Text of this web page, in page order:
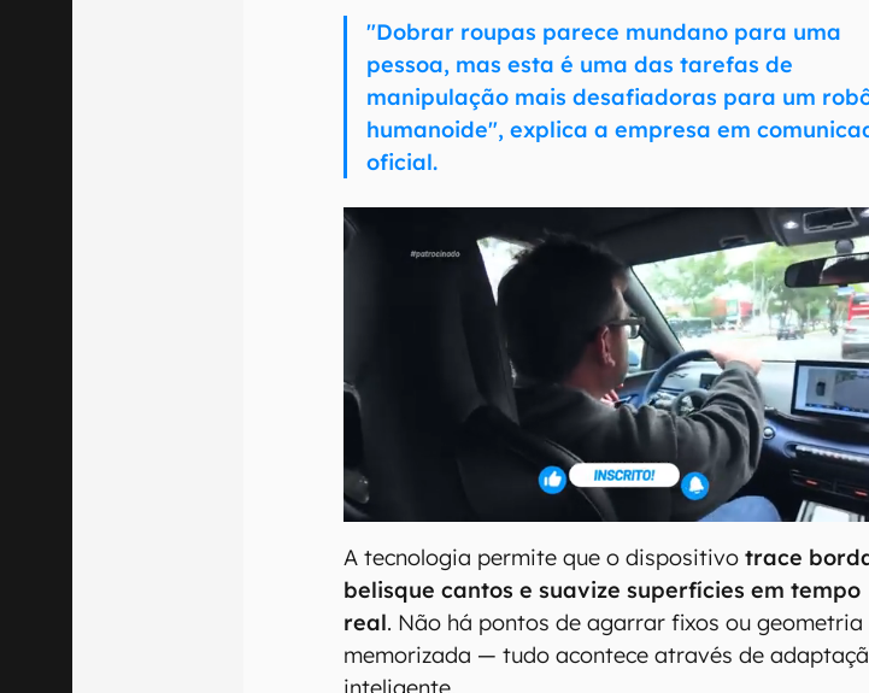
"Dobrar roupas parece mundano para uma
pessoa, mas esta é uma das tarefas de
manipulação mais desafiadoras para um
humanoide", explica a empresa em
oficial.
A tecnologia permite que o dispositivotrace
belisque cantos e suavize superfícies em tempo
real. Não há pontos de agarrar fixos ou geometria
memorizada — tudo acontece através de